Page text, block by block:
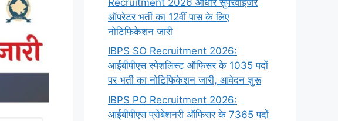
ऑपरेटर भर्ती का 12वीं पास के लिए
नोटिफिकेशन जारी
IBPS SO Recruitment 2026:
आईबीपीएस स्पेशलिस्ट ऑफिसर के 1035 पदों
पर भर्ती का नोटिफिकेशन जारी, आवेदन शुरू
IBPS PO Recruitment 2026:
आईबीपीएस प्रोबेशनरी ऑफिसर के 7365 पदों